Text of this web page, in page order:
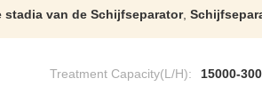
stadia van de Schijfseparator,
Treatment Capacity(L/H): 15000-